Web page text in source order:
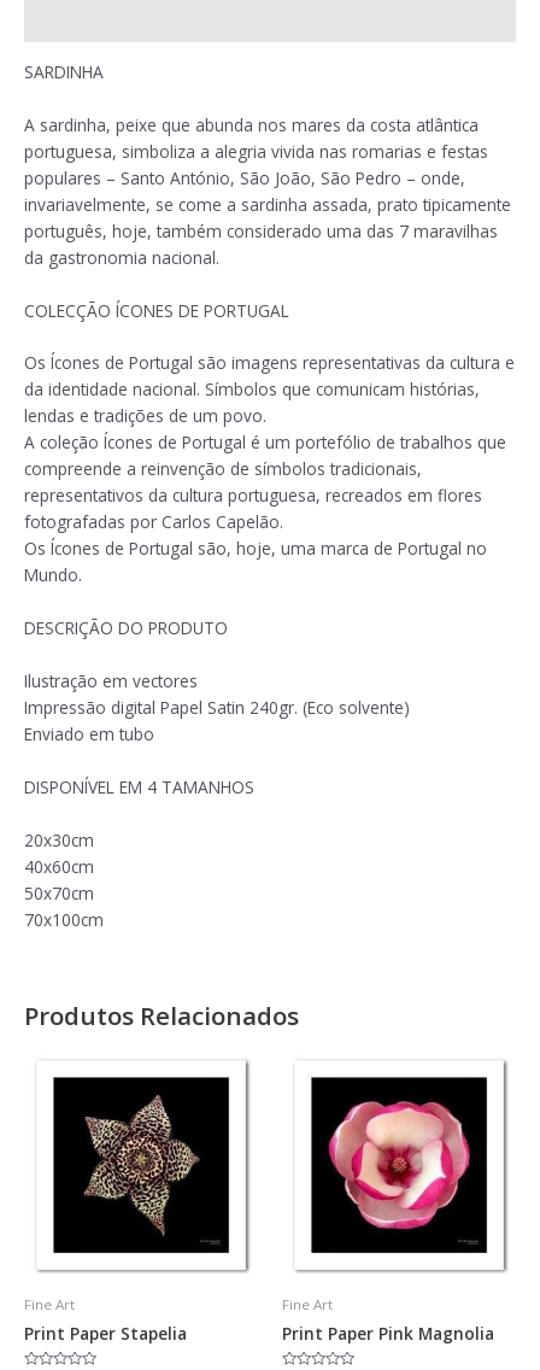
SARDINHA
A sardinha, peixe que abunda nos mares da costa atlântica
portuguesa, simboliza a alegria vivida nas romarias e festas
populares – Santo António, São João, São Pedro – onde,
invariavelmente, se come a sardinha assada, prato tipicamente
português, hoje, também considerado uma das 7 maravilhas
da gastronomia nacional.
COLECÇÃO ÍCONES DE PORTUGAL
Os Ícones de Portugal são imagens representativas da cultura e
da identidade nacional. Símbolos que comunicam histórias,
lendas e tradições de um povo.
A coleção Ícones de Portugal é um portefólio de trabalhos que
compreende a reinvenção de símbolos tradicionais,
representativos da cultura portuguesa, recreados em flores
fotografadas por Carlos Capelão.
Os Ícones de Portugal são, hoje, uma marca de Portugal no
Mundo.
DESCRIÇÃO DO PRODUTO
Ilustração em vectores
Impressão digital Papel Satin 240gr. (Eco solvente)
Enviado em tubo
DISPONÍVEL EM 4 TAMANHOS
20x30cm
40x60cm
50x70cm
70x100cm
Produtos Relacionados
Fine Art
Print Paper Stapelia
Fine Art
Print Paper Pink Magnolia